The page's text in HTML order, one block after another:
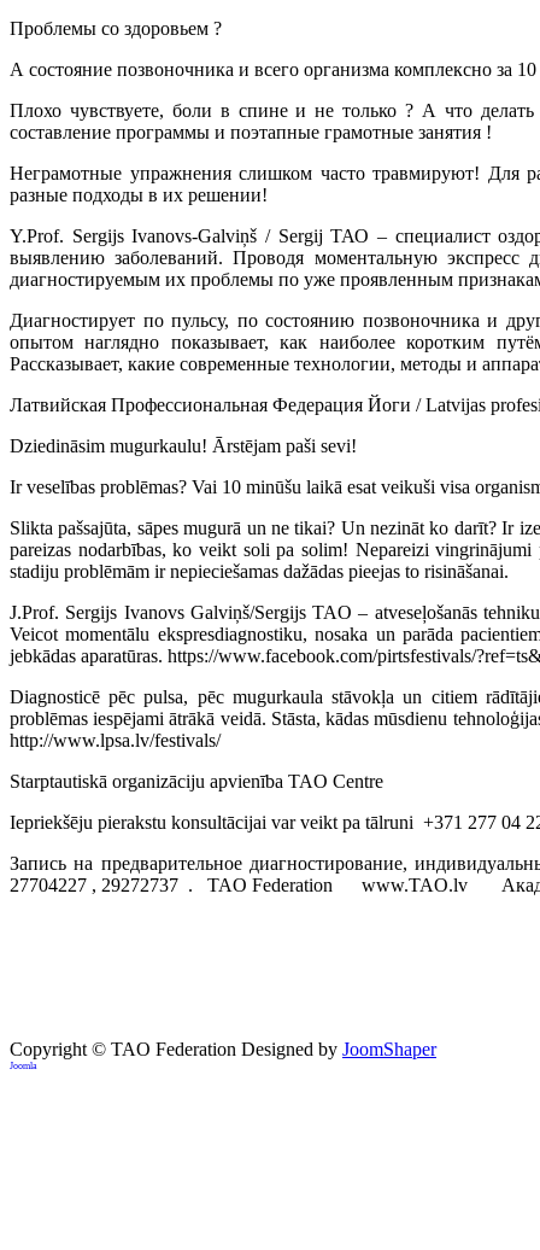
Проблемы со здоровьем ?
А состояние позвоночника и всего организма комплексно за
Плохо чувствуете, боли в спине и не только ? А что
составление программы и поэтапные грамотные занятия !
Неграмотные упражнения слишком часто травмируют! Для
разные подходы в их решении!
Y.Prof. Sergijs Ivanovs-Galviņš / Sergij ТАО – специалист
выявлению заболеваний. Проводя моментальную экспресс
диагностируемым их проблемы по уже проявленным
Диагностирует по пульсу, по состоянию позвоночника и
опытом наглядно показывает, как наиболее коротким
Рассказывает, какие современные технологии, методы и
Латвийская Профессиональная Федерация Йоги / Latvijas
Dziedināsim mugurkaulu! Ārstējam paši sevi!
Ir veselības problēmas? Vai 10 minūšu laikā esat veikuši visa
Slikta pašsajūta, sāpes mugurā un ne tikai? Un nezināt ko darīt? Ir
pareizas nodarbības, ko veikt soli pa solim! Nepareizi
stadiju problēmām ir nepieciešamas dažādas pieejas to risināšanai.
J.Prof. Sergijs Ivanovs Galviņš/Sergijs TAO – atveseļošanās
Veicot momentālu ekspresdiagnostiku, nosaka un parāda
jebkādas aparatūras. https://www.facebook.com/pirtsfestivals/
Diagnosticē pēc pulsa, pēc mugurkaula stāvokļa un citiem
problēmas iespējami ātrākā veidā. Stāsta, kādas mūsdienu
http://www.lpsa.lv/festivals/
Starptautiskā organizāciju apvienība TAO Centre
Iepriekšēju pierakstu konsultācijai var veikt pa tālruni +371 277 04
Запись на предварительное диагностирование,
27704227 , 29272737 . TAO Federation www.TAO.lv
Copyright © TAO Federation Designed by JoomShaper
Joomla